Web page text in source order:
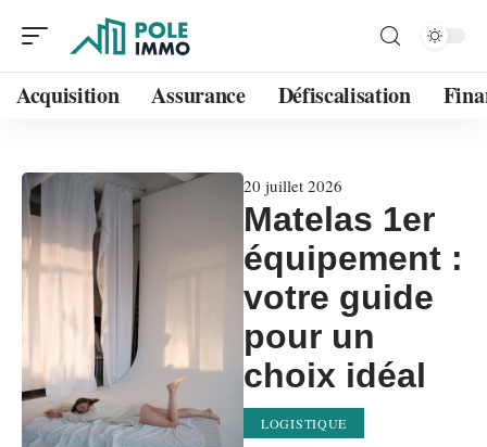
Acquisition Assurance Défiscalisation
20 juillet 2026
Matelas 1er
équipement :
votre guide
pour un
choix idéal
LOGISTIQUE